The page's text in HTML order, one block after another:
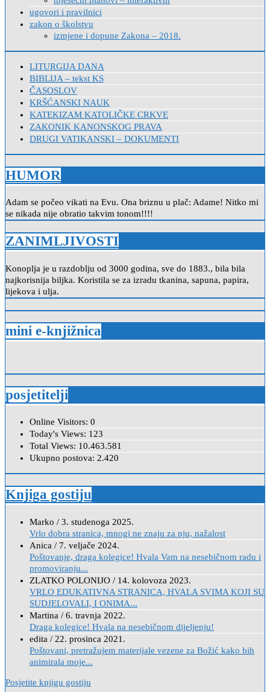
ugovori i pravilnici
zakon o školstvu
izmjene i dopune Zakona – 2018.
LITURGIJA DANA
BIBLIJA – tekst KS
ČASOSLOV
KRŠĆANSKI NAUK
KATEKIZAM KATOLIČKE CRKVE
ZAKONIK KANONSKOG PRAVA
DRUGI VATIKANSKI – DOKUMENTI
HUMOR
Adam se počeo vikati na Evu. Ona briznu u plač: Adame! Nitko mi
se nikada nije obratio takvim tonom!!!!
ZANIMLJIVOSTI
Konoplja je u razdoblju od 3000 godina, sve do 1883., bila bila
najkorisnija biljka. Koristila se za izradu tkanina, sapuna, papira,
lijekova i ulja.
mini e-knjižnica
posjetitelji
Online Visitors: 0
Today's Views: 123
Total Views: 10.463.581
Ukupno postova: 2.420
Knjiga gostiju
Marko / 3. studenoga 2025.
Vrlo dobra stranica, mnogi ne znaju za nju, nažalost
Anica / 7. veljače 2024.
Poštovanje, draga kolegice! Hvala Vam na nesebičnom radu i
promoviranju...
ZLATKO POLONIJO / 14. kolovoza 2023.
VRLO EDUKATIVNA STRANICA, HVALA SVIMA KOJI SU
SUDJELOVALI, I ONIMA...
Martina / 6. travnja 2022.
Draga kolegice! Hvala na nesebičnom dijeljenju!
edita / 22. prosinca 2021.
Poštovani, pretražujem materijale vezene za Božić kako bih
animirala moje...
Posjetite knjigu gostiju